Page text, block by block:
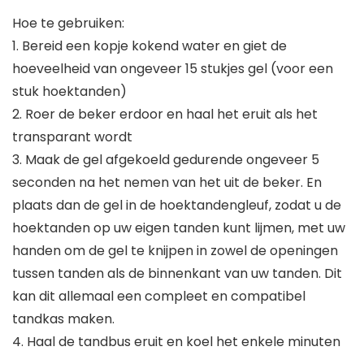
Hoe te gebruiken:
1. Bereid een kopje kokend water en giet de
hoeveelheid van ongeveer 15 stukjes gel (voor een
stuk hoektanden)
2. Roer de beker erdoor en haal het eruit als het
transparant wordt
3. Maak de gel afgekoeld gedurende ongeveer 5
seconden na het nemen van het uit de beker. En
plaats dan de gel in de hoektandengleuf, zodat u de
hoektanden op uw eigen tanden kunt lijmen, met uw
handen om de gel te knijpen in zowel de openingen
tussen tanden als de binnenkant van uw tanden. Dit
kan dit allemaal een compleet en compatibel
tandkas maken.
4. Haal de tandbus eruit en koel het enkele minuten